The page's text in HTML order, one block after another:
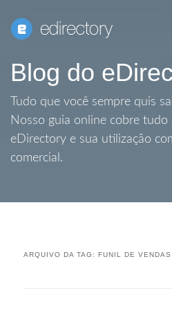
Blog do
Tudo que você sempre quis
Nosso guia online cobre tudo
eDirectory e sua utilização
comercial.
ARQUIVO DA TAG:FUNIL DE